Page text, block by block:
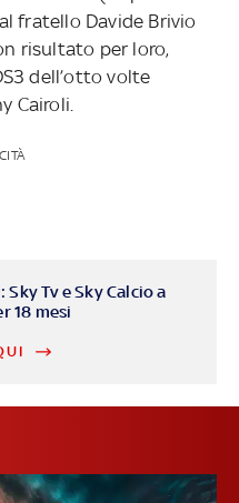
fratello Davide Brivio
risultato per loro,
dell’otto volte
Cairoli.
Tv e Sky Calcio a
18 mesi